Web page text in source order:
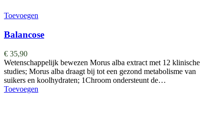
Toevoegen
Balancose
€ 35,90
Wetenschappelijk bewezen Morus alba extract met 12 klinische
studies; Morus alba draagt bij tot een gezond metabolisme van
suikers en koolhydraten; 1Chroom ondersteunt de…
Toevoegen